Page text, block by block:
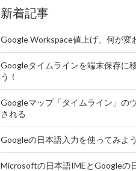
新着記事
Google Workspace値上げ、何が変
Googleタイムラインを端末保存に
う！
Googleマップ「タイムライン」の
される
Googleの日本語入力を使ってみよ
Microsoftの日本語IMEとGoogleの